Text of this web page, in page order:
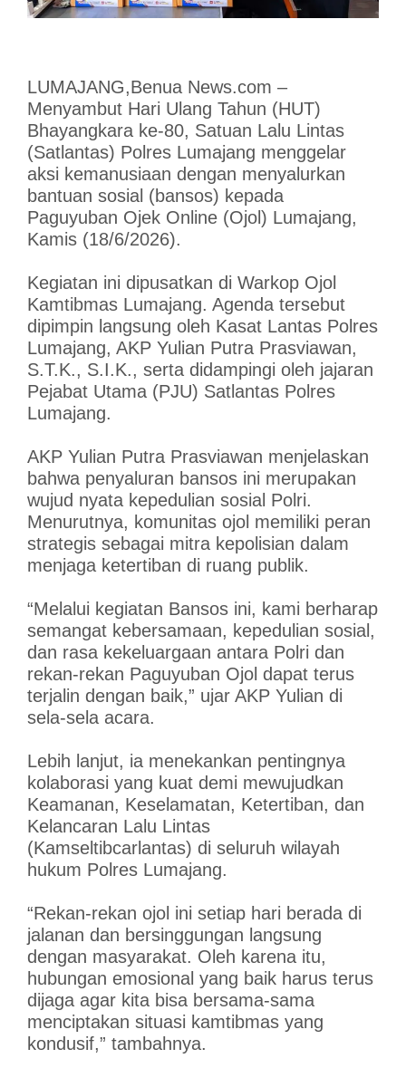
LUMAJANG,Benua News.com –
Menyambut Hari Ulang Tahun (HUT)
Bhayangkara ke-80, Satuan Lalu Lintas
(Satlantas) Polres Lumajang menggelar
aksi kemanusiaan dengan menyalurkan
bantuan sosial (bansos) kepada
Paguyuban Ojek Online (Ojol) Lumajang,
Kamis (18/6/2026).
Kegiatan ini dipusatkan di Warkop Ojol
Kamtibmas Lumajang. Agenda tersebut
dipimpin langsung oleh Kasat Lantas Polres
Lumajang, AKP Yulian Putra Prasviawan,
S.T.K., S.I.K., serta didampingi oleh jajaran
Pejabat Utama (PJU) Satlantas Polres
Lumajang.
AKP Yulian Putra Prasviawan menjelaskan
bahwa penyaluran bansos ini merupakan
wujud nyata kepedulian sosial Polri.
Menurutnya, komunitas ojol memiliki peran
strategis sebagai mitra kepolisian dalam
menjaga ketertiban di ruang publik.
“Melalui kegiatan Bansos ini, kami berharap
semangat kebersamaan, kepedulian sosial,
dan rasa kekeluargaan antara Polri dan
rekan-rekan Paguyuban Ojol dapat terus
terjalin dengan baik,” ujar AKP Yulian di
sela-sela acara.
Lebih lanjut, ia menekankan pentingnya
kolaborasi yang kuat demi mewujudkan
Keamanan, Keselamatan, Ketertiban, dan
Kelancaran Lalu Lintas
(Kamseltibcarlantas) di seluruh wilayah
hukum Polres Lumajang.
“Rekan-rekan ojol ini setiap hari berada di
jalanan dan bersinggungan langsung
dengan masyarakat. Oleh karena itu,
hubungan emosional yang baik harus terus
dijaga agar kita bisa bersama-sama
menciptakan situasi kamtibmas yang
kondusif,” tambahnya.